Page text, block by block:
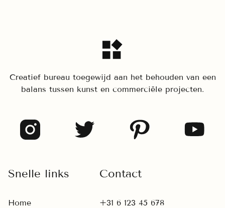
Creatief bureau toegewijd aan het behouden van een
balans tussen kunst en commerciële projecten.
Snelle links
Home
Contact
+31 6 123 45 678